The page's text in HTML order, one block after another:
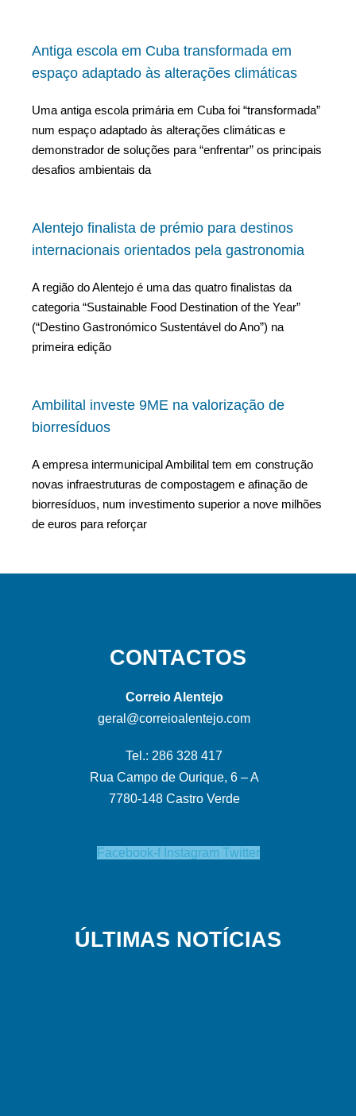
Antiga escola em Cuba transformada em
espaço adaptado às alterações climáticas
Uma antiga escola primária em Cuba foi “transformada”
num espaço adaptado às alterações climáticas e
demonstrador de soluções para “enfrentar” os principais
desafios ambientais da
Alentejo finalista de prémio para destinos
internacionais orientados pela gastronomia
A região do Alentejo é uma das quatro finalistas da
categoria “Sustainable Food Destination of the Year”
(“Destino Gastronómico Sustentável do Ano”) na
primeira edição
Ambilital investe 9ME na valorização de
biorresíduos
A empresa intermunicipal Ambilital tem em construção
novas infraestruturas de compostagem e afinação de
biorresíduos, num investimento superior a nove milhões
de euros para reforçar
CONTACTOS
Correio Alentejo
geral@correioalentejo.com
Tel.: 286 328 417
Rua Campo de Ourique, 6 – A
7780-148 Castro Verde
Facebook-f Instagram Twitter
ÚLTIMAS NOTÍCIAS